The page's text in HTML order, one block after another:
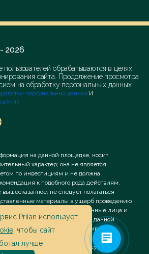
2026
пользователей обрабатываются в целях
сайта. Продолжение просмотра
на обработку персональных данных
персональных данных и
на данной площадке, носит
характер; она не является
по инвестициям и не должна
к подобного рода действиям.
не следует полагаться
материалы в ущерб проведению
«Prilan» его аффилированные лица и
за использование данной
косвенный ущерб, наступивший
and the Google
Privacy Policy
Prilan использует
, чтобы сайт
лучше